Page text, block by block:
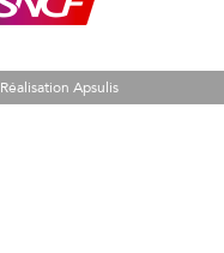
Réalisation Apsulis